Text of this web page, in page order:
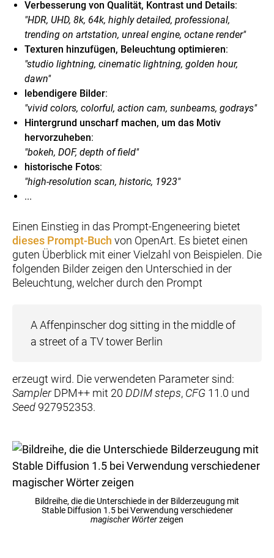
Verbesserung von Qualität, Kontrast und Details:
"HDR, UHD, 8k, 64k, highly detailed, professional,
trending on artstation, unreal engine, octane render"
Texturen hinzufügen, Beleuchtung optimieren:
"studio lightning, cinematic lightning, golden hour,
dawn"
lebendigere Bilder:
"vivid colors, colorful, action cam, sunbeams, godrays"
Hintergrund unscharf machen, um das Motiv
hervorzuheben:
"bokeh, DOF, depth of field"
historische Fotos:
"high-resolution scan, historic, 1923"
...
Einen Einstieg in das Prompt-Engeneering bietet
dieses Prompt-Buch von OpenArt. Es bietet einen
guten Überblick mit einer Vielzahl von Beispielen. Die
folgenden Bilder zeigen den Unterschied in der
Beleuchtung, welcher durch den Prompt
A Affenpinscher dog sitting in the middle of
a street of a TV tower Berlin
erzeugt wird. Die verwendeten Parameter sind:
SamplerDPM++ mit 20 DDIM steps, CFG 11.0 und
Seed 927952353.
Bildreihe, die die Unterschiede in der Bilderzeugung mit
Stable Diffusion 1.5 bei Verwendung verschiedener
magischer Wörterzeigen